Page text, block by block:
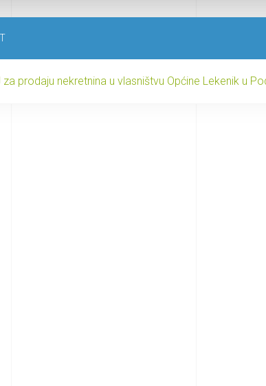
za prodaju nekretnina u vlasništvu Općine Lekenik u